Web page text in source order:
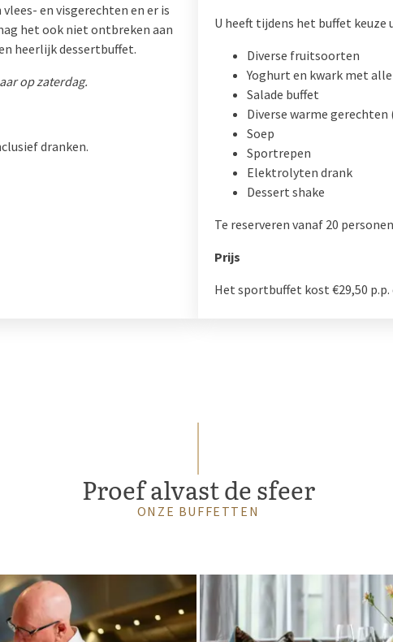
en visgerechten en er is
het ook niet ontbreken aan
heerlijk dessertbuffet.
op zaterdag.
dranken.
U heeft tijdens het buffet keuze
Diverse fruitsoorten
Yoghurt en kwark met
Salade buffet
Diverse warme gerechten
Soep
Sportrepen
Elektrolyten drank
Dessert shake
Te reserveren vanaf 20 personen
Prijs
Het sportbuffet kost €29,50 p.p.
Proef alvast de sfeer
ONZE BUFFETTEN